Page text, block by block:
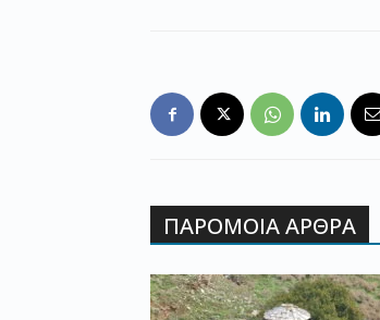
ΠΑΡΟΜΟΙΑ ΑΡΘΡΑ